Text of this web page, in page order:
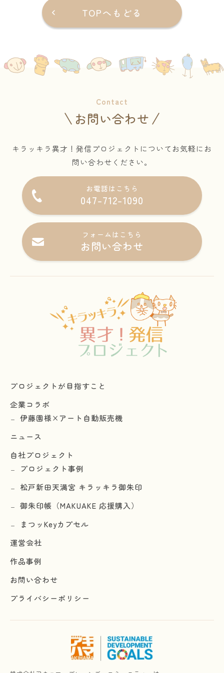
TOPへもどる
Contact
お問い合わせ
キラッキラ異才！発信プロジェクトについてお気軽にお
問い合わせください。
お電話はこちら
047-712-1090
フォームはこちら
お問い合わせ
プロジェクトが目指すこと
企業コラボ
伊藤園様×アート自動販売機
ニュース
自社プロジェクト
プロジェクト事例
松戸新田天満宮 キラッキラ御朱印
御朱印帳（MAKUAKE 応援購入）
まつッKeyカプセル
運営会社
作品事例
お問い合わせ
プライバシーポリシー